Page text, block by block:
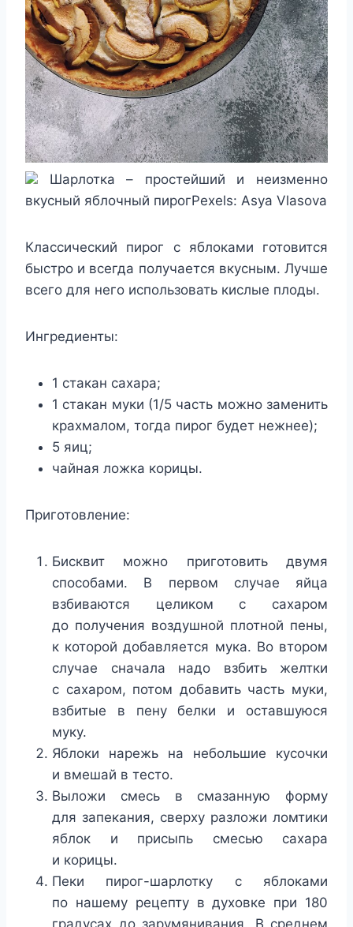
Шарлотка – простейший и неизменно
вкусный яблочный пирогPexels: Asya Vlasova
Классический пирог с яблоками готовится
быстро и всегда получается вкусным. Лучше
всего для него использовать кислые плоды.
Ингредиенты:
1 стакан сахара;
1 стакан муки (1/5 часть можно заменить
крахмалом, тогда пирог будет нежнее);
5 яиц;
чайная ложка корицы.
Приготовление:
Бисквит можно приготовить двумя
способами. В первом случае яйца
взбиваются целиком с сахаром
до получения воздушной плотной пены,
к которой добавляется мука. Во втором
случае сначала надо взбить желтки
с сахаром, потом добавить часть муки,
взбитые в пену белки и оставшуюся
муку.
Яблоки нарежь на небольшие кусочки
и вмешай в тесто.
Выложи смесь в смазанную форму
для запекания, сверху разложи ломтики
яблок и присыпь смесью сахара
и корицы.
Пеки пирог-шарлотку с яблоками
по нашему рецепту в духовке при 180
градусах до зарумянивания. В среднем